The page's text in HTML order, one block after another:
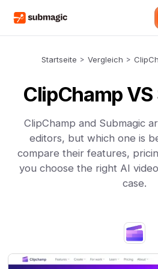
Startseite > Vergleich >
ClipChamp
ClipChamp and Submagic
editors, but which one is
compare their features,
you choose the right AI
case.